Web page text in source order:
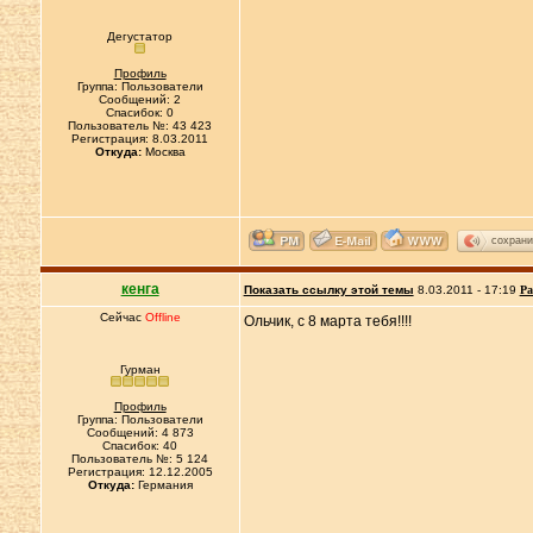
Дегустатор
Профиль
Группа: Пользователи
Сообщений: 2
Спасибок: 0
Пользователь №: 43 423
Регистрация: 8.03.2011
Откуда:Москва
кенга Показать ссылку этой темы 8.03.2011 - 17:19
Сейчас Offline
Гурман
Профиль
Группа: Пользователи
Сообщений: 4 873
Спасибок: 40
Пользователь №: 5 124
Регистрация: 12.12.2005
Откуда:Германия
Ольчик, с 8 марта тебя!!!!